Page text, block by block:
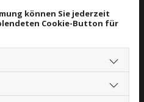
für die Zukunft eine
Im
Solaranlage und einer
Ressourcen.
können Sie jederzeit
Cookie-Button für